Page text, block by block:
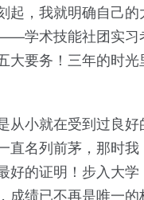
起，我就明确自己
学术技能社团实习
大要务！三年的时光
从小就在受到过良好
直名列前茅，那时
好的证明！步入大
成绩已不再是唯一的